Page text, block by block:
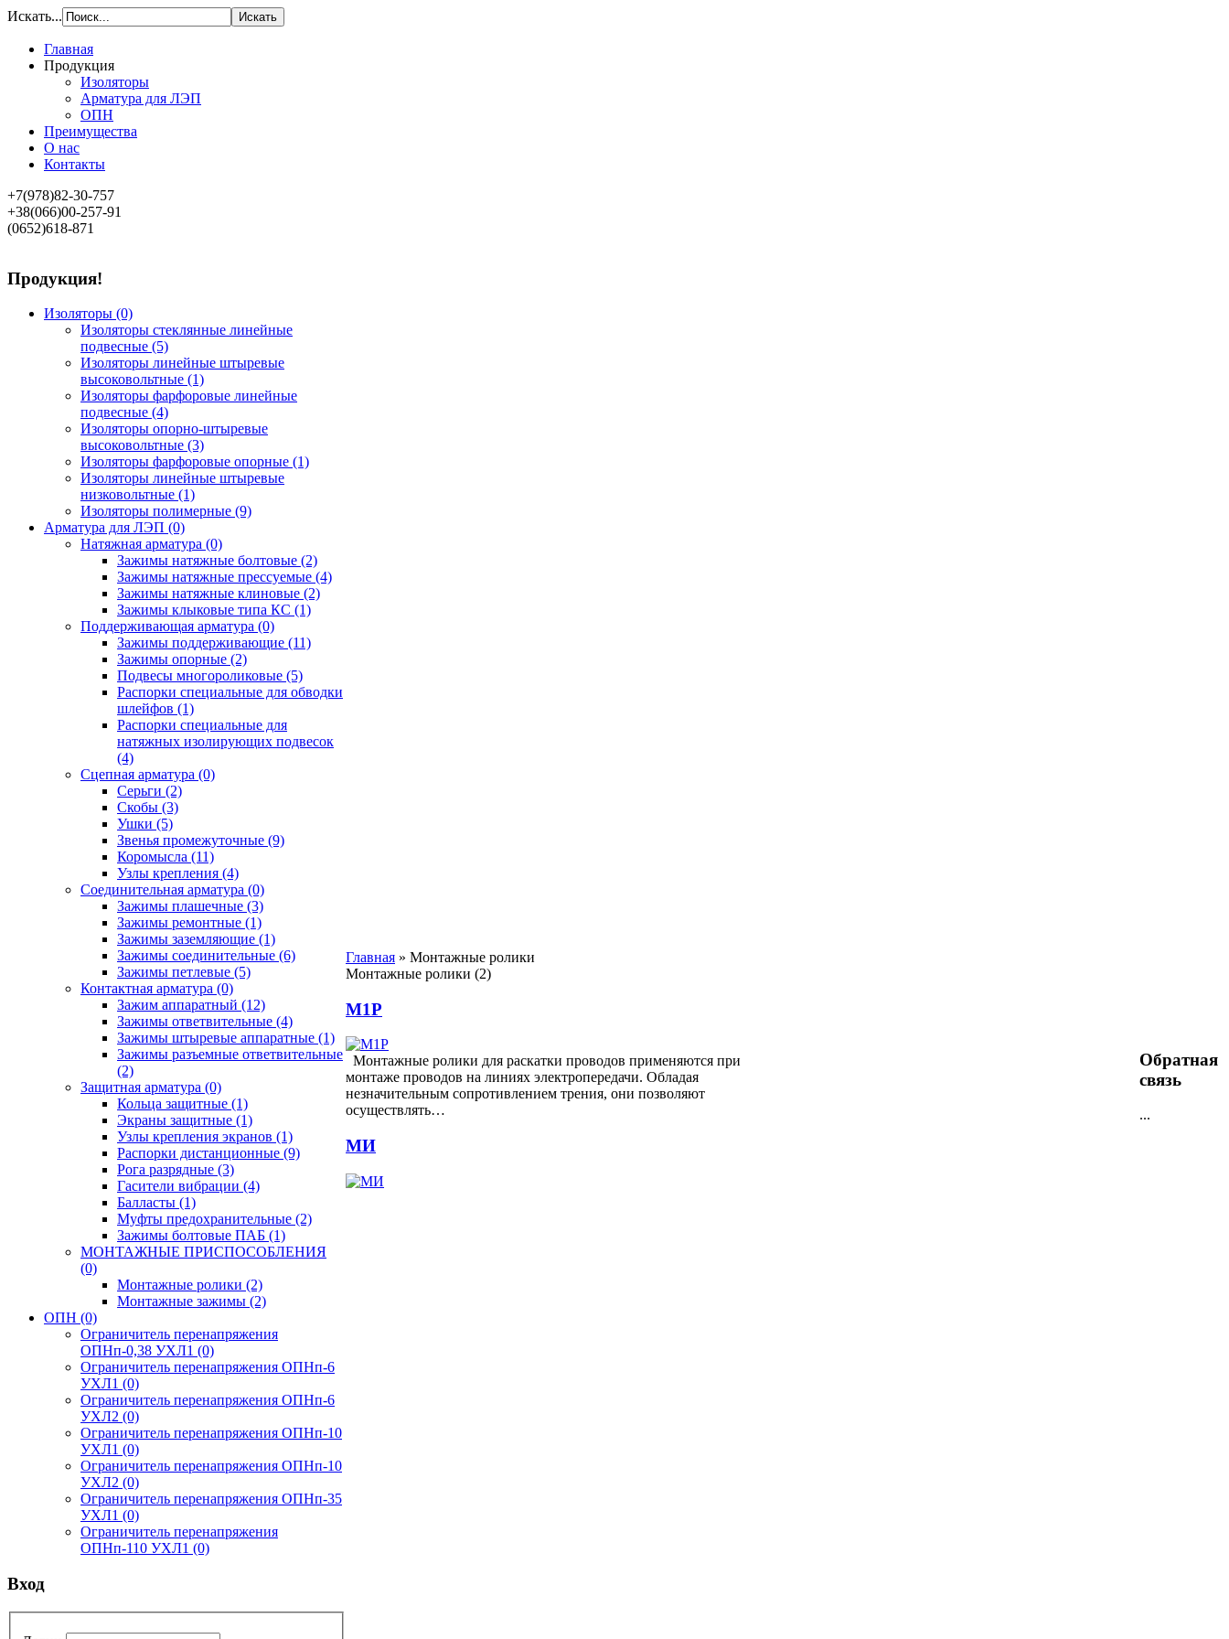
Искать...
Главная
Продукция
Изоляторы
Арматура для ЛЭП
ОПН
Преимущества
О нас
Контакты
+7(978)82-30-757
+38(066)00-257-91
(0652)618-871
Продукция!
Изоляторы (0)
Изоляторы стеклянные линейные
подвесные (5)
Изоляторы линейные штыревые
высоковольтные (1)
Изоляторы фарфоровые линейные
подвесные (4)
Изоляторы опорно-штыревые
высоковольтные (3)
Изоляторы фарфоровые опорные (1)
Изоляторы линейные штыревые
низковольтные (1)
Изоляторы полимерные (9)
Арматура для ЛЭП (0)
Натяжная арматура (0)
Зажимы натяжные болтовые (2)
Зажимы натяжные прессуемые (4)
Зажимы натяжные клиновые (2)
Зажимы клыковые типа КС (1)
Поддерживающая арматура (0)
Зажимы поддерживающие (11)
Зажимы опорные (2)
Подвесы многороликовые (5)
Распорки специальные для обводки
шлейфов (1)
Распорки специальные для
натяжных изолирующих подвесок
(4)
Сцепная арматура (0)
Серьги (2)
Скобы (3)
Ушки (5)
Звенья промежуточные (9)
Коромысла (11)
Узлы крепления (4)
Соединительная арматура (0)
Зажимы плашечные (3)
Зажимы ремонтные (1)
Зажимы заземляющие (1)
Зажимы соединительные (6)
Зажимы петлевые (5)
Контактная арматура (0)
Зажим аппаратный (12)
Зажимы ответвительные (4)
Зажимы штыревые аппаратные (1)
Зажимы разъемные ответвительные
(2)
Защитная арматура (0)
Кольца защитные (1)
Экраны защитные (1)
Узлы крепления экранов (1)
Распорки дистанционные (9)
Рога разрядные (3)
Гасители вибрации (4)
Балласты (1)
Муфты предохранительные (2)
Зажимы болтовые ПАБ (1)
МОНТАЖНЫЕ ПРИСПОСОБЛЕНИЯ
(0)
Монтажные ролики (2)
Монтажные зажимы (2)
ОПН (0)
Ограничитель перенапряжения
ОПНп-0,38 УХЛ1 (0)
Ограничитель перенапряжения ОПНп-6
УХЛ1 (0)
Ограничитель перенапряжения ОПНп-6
УХЛ2 (0)
Ограничитель перенапряжения ОПНп-10
УХЛ1 (0)
Ограничитель перенапряжения ОПНп-10
УХЛ2 (0)
Ограничитель перенапряжения ОПНп-35
УХЛ1 (0)
Ограничитель перенапряжения
ОПНп-110 УХЛ1 (0)
Вход
Главная » Монтажные ролики
Монтажные ролики (2)
М1Р
Монтажные ролики для раскатки проводов применяются при
монтаже проводов на линиях электропередачи. Обладая
незначительным сопротивлением трения, они позволяют
осуществлять…
МИ
Обратная
связь
...